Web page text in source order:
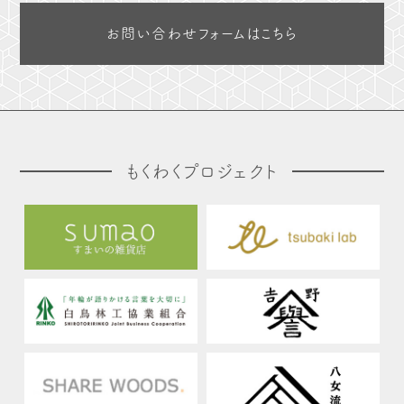
お問い合わせフォームはこちら
もくわくプロジェクト